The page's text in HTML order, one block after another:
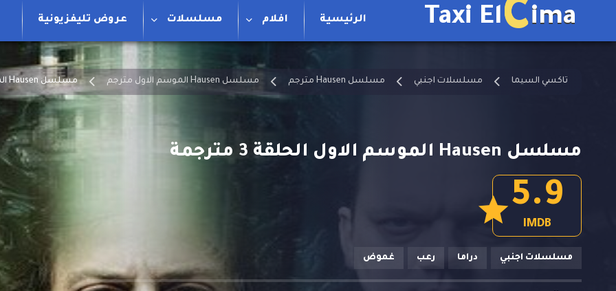
Taxi ElCima الرئيسية افلام مسلسلات عروض تليفزيونية
تاكسي السيما مسلسلات اجنبي مسلسل Hausen مترجم مسلسل Hausen الموسم الاول مترجم مسلسل Hausen الموسم الاول الحلقة 3 مترجمة
مسلسل Hausen الموسم الاول الحلقة 3 مترجمة
IMDB
5.9
مسلسلات اجنبي دراما رعب غموض